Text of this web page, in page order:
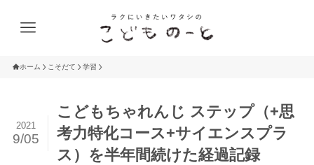
ホーム こそだて 学習
こどもちゃれんじ ステップ（+思
考力特化コース+サイエンスプラ
ス）を半年間続けた経過記録
2021
9/05